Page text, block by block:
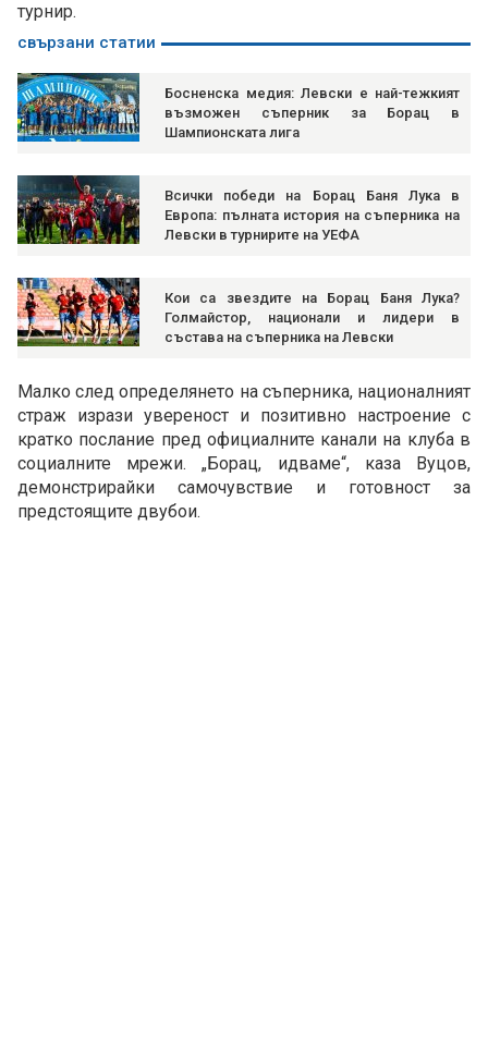
турнир.
свързани статии
Босненска медия: Левски е най-тежкият
възможен съперник за Борац в
Шампионската лига
Всички победи на Борац Баня Лука в
Европа: пълната история на съперника на
Левски в турнирите на УЕФА
Кои са звездите на Борац Баня Лука?
Голмайстор, национали и лидери в
състава на съперника на Левски
Малко след определянето на съперника, националният
страж изрази увереност и позитивно настроение с
кратко послание пред официалните канали на клуба в
социалните мрежи. „Борац, идваме“, каза Вуцов,
демонстрирайки самочувствие и готовност за
предстоящите двубои.